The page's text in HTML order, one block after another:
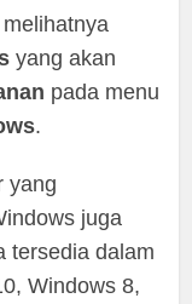
yang akan
pada menu
.
yang
juga
tersedia dalam
Windows 8,